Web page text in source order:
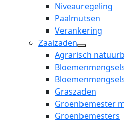
Niveauregeling
Paalmutsen
Verankering
Zaaizaden
open
dropdown
menu
Agrarisch
Graszaden
Groenbemester
Groenbemesters